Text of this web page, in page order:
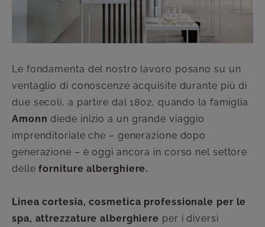
Le fondamenta del nostro lavoro posano su un
ventaglio di conoscenze acquisite durante più di
due secoli, a partire dal 1802, quando la famiglia
Amonn diede inizio a un grande viaggio
imprenditoriale che – generazione dopo
generazione – è oggi ancora in corso nel settore
delleforniture alberghiere.
Linea cortesia, cosmetica professionale per le
spa, attrezzature alberghiere per i diversi